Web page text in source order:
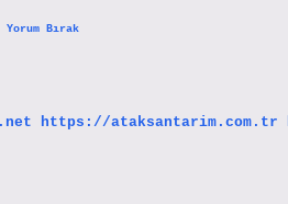
Yorum Bırak
https://ataksantarim.com.tr